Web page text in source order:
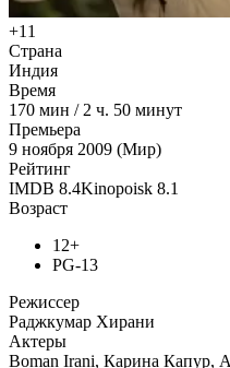
+11
Страна
Индия
Время
170 мин /2 ч. 50 минут
Премьера
9 ноября 2009 (Мир)
Рейтинг
IMDB 8.4Kinopoisk 8.1
Возраст
12+
PG-13
Режиссер
Раджкумар Хирани
Актеры
Boman Irani, Карина